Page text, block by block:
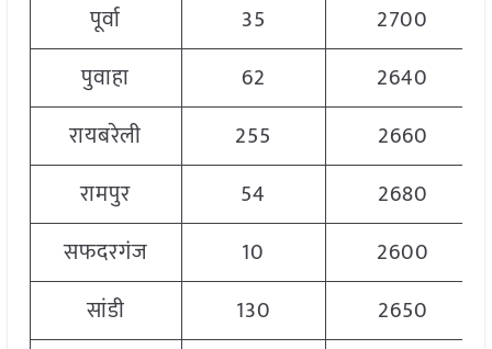
पूर्वा
35
2700
पुवाहा
62
2640
रायबरेली
255
2660
रामपुर
54
2680
सफदरगंज
10
2600
सांडी
130
2650